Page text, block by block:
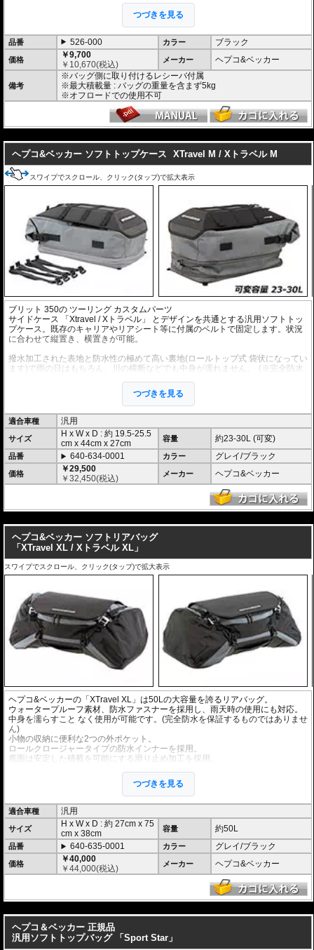
0」 などの
が取り付け可能。豊富なラインナップで、
様々なユースケースに応えます。
また、別売のタンクリングMultiBasicを併
用すれば、リアバッグをタンクバッグ兼用
バッグとして使用も可能。
つづきを見る
品番 526-000 カラー ブラック
価格
￥9,700
￥ 10,670(税込) メーカー ヘプコ&ベッカー
備考
※バッグ側に取り付けるレシーバ付属
※最大積載量 : バッグの重量を含まず5kg
※オフロードでの使用不可
ヘプコ&ベッカー ソフトトップケース XTravel M / Xトラベル M
スワイプでスクロール、クリック(タップ)で拡大表示
ブリット 350の ツーリング カスタムパーツ
サイドケース 「Xtravel / Xトラベル」 とデザインを共通とする汎用ソフトトッ
プケース。既存のキャリアやリアシート等に付属のベルトで固定します。状況
に合わせて縦置き、横置きが可能。
撥水加工された表地と防水性の極めて高い裏地(ロールトップ式 袋状になってい
ます)で雨の日はもちろん、川の横断などでも中身が濡れません。
(※完全防水
付属ショルダーストラップによって、目的地到着後には背中ら背負うことも可
重さ 約1.2kg
つづきを見る
適合車種 汎用
サイズ H x W x D : 約 19.5-25.5
cm x44cm x27cm 容量 約23-30L (可変)
品番 640-634-0001 カラー グレイ/ブラック
価格
￥29,500
￥32,450(税込) メーカー ヘプコ&ベッカー
ヘプコ&ベッカー ソフトリアバッグ
「XTravel XL / Xトラベル XL」
スワイプでスクロール、クリック(タップ)で拡大表示
ヘプコ&ベッカーの「XTravel XL」は50Lの大容量を誇るリアバッグ。
ウォータープルーフ素材、防水ファスナーを採用し、雨天時の使用にも対応。
中身を濡らすこと なく使用が可能です。(完全防水を保証するものではありませ
ん)
小物の収納に便利な2つの外ポケット。
ロールクロージャータイプの防水インナーを採用。
底面は安定した積載を可能にする滑り止め加工を採用。
持ち運びに便利なショルダーベルトを同梱。
ヘプコ&ベッカーのユニバーサルエクステンションなどと組み合わせて使用す
れば、更に安定した積載が可能。
つづきを見る
適合車種 汎用
サイズ H x W x D : 約27cm x75
cm x38cm 容量 約50L
品番 640-635-0001 カラー グレイ/ブラック
価格
￥40,000
￥44,000(税込) メーカー ヘプコ&ベッカー
ヘプコ＆ベッカー 正規品
汎用ソフトトップバッグ 「Sport Star」